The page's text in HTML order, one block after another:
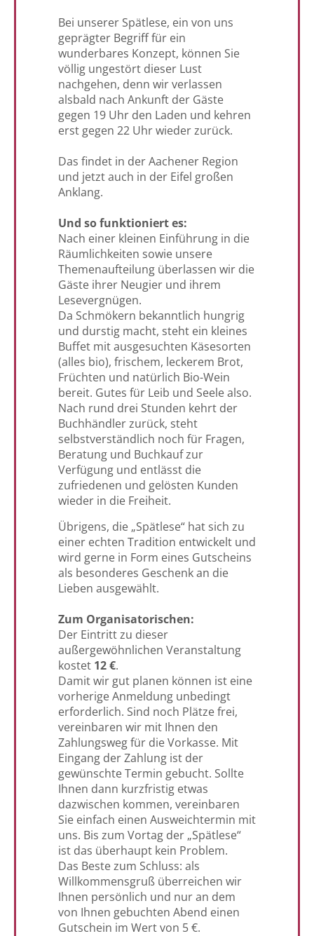
Bei unserer Spätlese, ein von uns
geprägter Begriff für ein
wunderbares Konzept, können Sie
völlig ungestört dieser Lust
nachgehen, denn wir verlassen
alsbald nach Ankunft der Gäste
gegen 19 Uhr den Laden und kehren
erst gegen 22 Uhr wieder zurück.
Das findet in der Aachener Region
und jetzt auch in der Eifel großen
Anklang.
Und so funktioniert es:
Nach einer kleinen Einführung in die
Räumlichkeiten sowie unsere
Themenaufteilung überlassen wir die
Gäste ihrer Neugier und ihrem
Lesevergnügen.
Da Schmökern bekanntlich hungrig
und durstig macht, steht ein kleines
Buffet mit ausgesuchten Käsesorten
(alles bio), frischem, leckerem Brot,
Früchten und natürlich Bio-Wein
bereit. Gutes für Leib und Seele also.
Nach rund drei Stunden kehrt der
Buchhändler zurück, steht
selbstverständlich noch für Fragen,
Beratung und Buchkauf zur
Verfügung und entlässt die
zufriedenen und gelösten Kunden
wieder in die Freiheit.
Übrigens, die „Spätlese“ hat sich zu
einer echten Tradition entwickelt und
wird gerne in Form eines Gutscheins
als besonderes Geschenk an die
Lieben ausgewählt.
Zum Organisatorischen:
Der Eintritt zu dieser
außergewöhnlichen Veranstaltung
kostet 12 €.
Damit wir gut planen können ist eine
vorherige Anmeldung unbedingt
erforderlich. Sind noch Plätze frei,
vereinbaren wir mit Ihnen den
Zahlungsweg für die Vorkasse. Mit
Eingang der Zahlung ist der
gewünschte Termin gebucht. Sollte
Ihnen dann kurzfristig etwas
dazwischen kommen, vereinbaren
Sie einfach einen Ausweichtermin mit
uns. Bis zum Vortag der „Spätlese“
ist das überhaupt kein Problem.
Das Beste zum Schluss: als
Willkommensgruß überreichen wir
Ihnen persönlich und nur an dem
von Ihnen gebuchten Abend einen
Gutschein im Wert von 5 €.